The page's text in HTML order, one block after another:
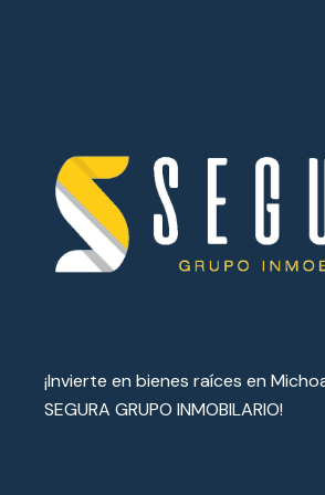
¡Invierte en bienes raíces en
SEGURA GRUPO INMOBILARIO!